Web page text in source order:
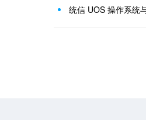
统信 UOS 操作系统